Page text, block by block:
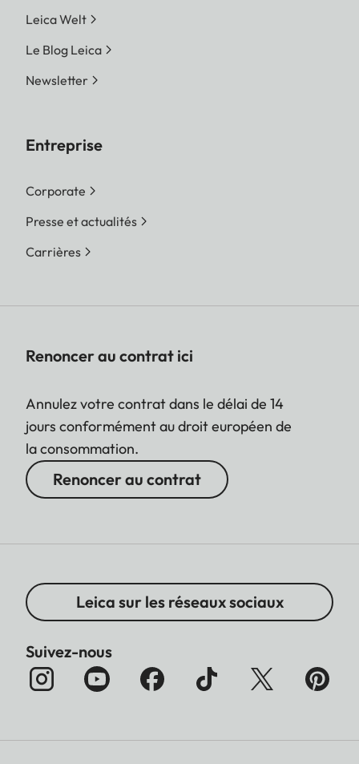
Leica Welt
Le Blog Leica
Newsletter
Entreprise
Corporate
Presse et actualités
Carrières
Renoncer au contrat ici
Annulez votre contrat dans le délai de 14
jours conformément au droit européen de
la consommation.
Renoncer au contrat
Leica sur les réseaux sociaux
Suivez-nous